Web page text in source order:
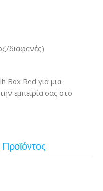
διαφανές)
Box Red για μια
εμπειρία σας στο